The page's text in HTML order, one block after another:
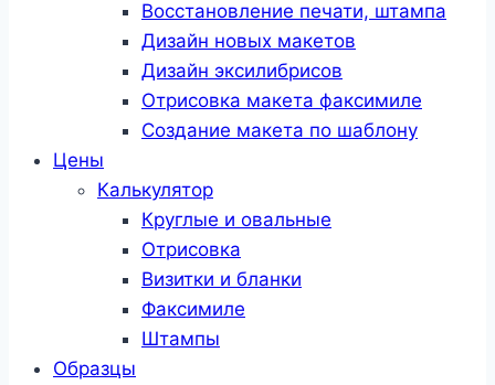
Восстановление печати, штампа
Дизайн новых макетов
Дизайн эксилибрисов
Отрисовка макета факсимиле
Создание макета по шаблону
Цены
Калькулятор
Круглые и овальные
Отрисовка
Визитки и бланки
Факсимиле
Штампы
Образцы